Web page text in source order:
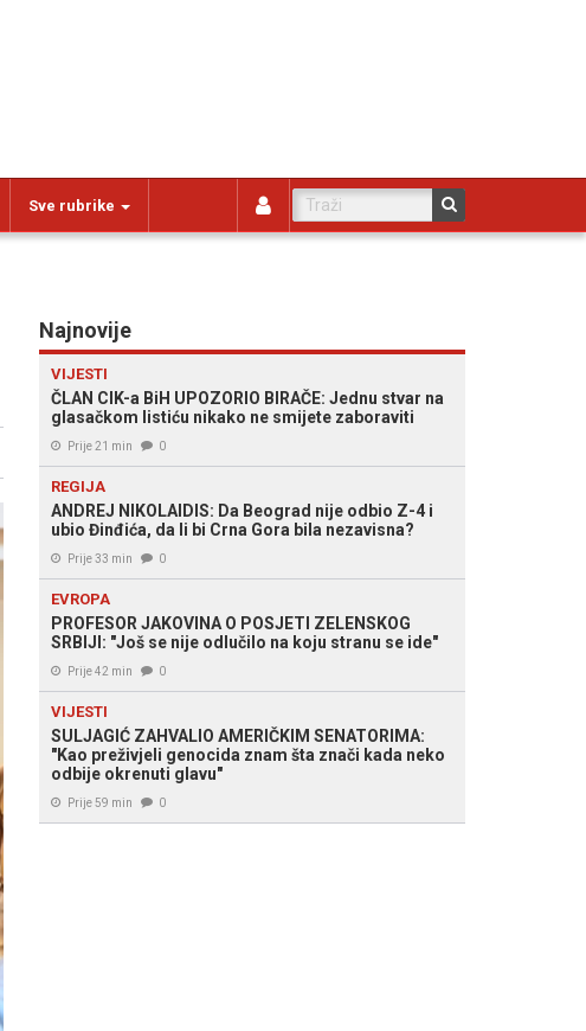
Sve rubrike
Najnovije
VIJESTI
ČLAN CIK-a BiH UPOZORIO BIRAČE: Jednu stvar na
glasačkom listiću nikako ne smijete zaboraviti
Prije 21 min 0
REGIJA
ANDREJ NIKOLAIDIS: Da Beograd nije odbio Z-4 i
ubio Đinđića, da li bi Crna Gora bila nezavisna?
Prije 33 min 0
EVROPA
PROFESOR JAKOVINA O POSJETI ZELENSKOG
SRBIJI: "Još se nije odlučilo na koju stranu se ide"
Prije 42 min 0
VIJESTI
SULJAGIĆ ZAHVALIO AMERIČKIM SENATORIMA:
"Kao preživjeli genocida znam šta znači kada neko
odbije okrenuti glavu"
Prije 59 min 0